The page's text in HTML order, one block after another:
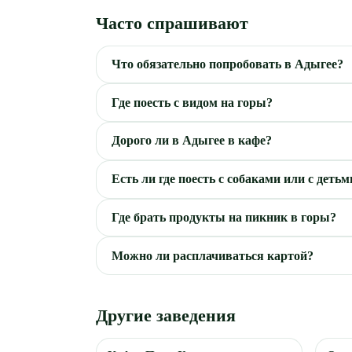
Часто спрашивают
Что обязательно попробовать в Адыгее?
Где поесть с видом на горы?
Дорого ли в Адыгее в кафе?
Есть ли где поесть с собаками или с
Где брать продукты на пикник в горы?
Можно ли расплачиваться картой?
Другие заведения